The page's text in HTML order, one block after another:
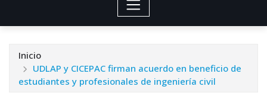
Inicio
UDLAP y CICEPAC firman acuerdo en beneficio de
estudiantes y profesionales de ingeniería civil